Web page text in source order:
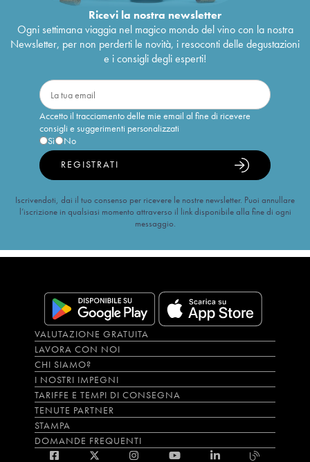
Ricevi la nostra newsletter
Ogni settimana viaggia nel magico mondo del vino con la nostra
Newsletter, per non perderti le novità, i resoconti delle degustazioni
e i consigli degli esperti!
Accetto il tracciamento delle mie email al fine di ricevere
consigli e suggerimenti personalizzati
Sì
No
REGISTRATI
Iscrivendoti, dai il tuo consenso per ricevere le nostre newsletter. Puoi annullare
l’iscrizione in qualsiasi momento attraverso il link disponibile alla fine di ogni
messaggio.
VALUTAZIONE GRATUITA
LAVORA CON NOI
CHI SIAMO?
I NOSTRI IMPEGNI
TARIFFE E TEMPI DI CONSEGNA
TENUTE PARTNER
STAMPA
DOMANDE FREQUENTI